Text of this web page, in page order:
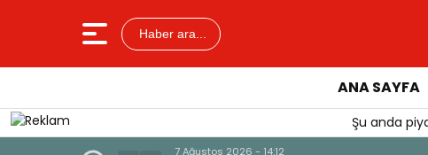
Haber ara...
ANA SAYFA
Şu anda
7 Ağustos 2026 - 14:12